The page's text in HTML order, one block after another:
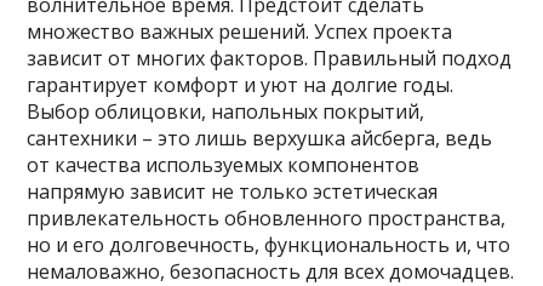
множество важных решений. Успех проекта
зависит от многих факторов. Правильный подход
гарантирует комфорт и уют на долгие годы.
Выбор облицовки, напольных покрытий,
сантехники – это лишь верхушка айсберга, ведь
от качества используемых компонентов
напрямую зависит не только эстетическая
привлекательность обновленного пространства,
но и его долговечность, функциональность и, что
немаловажно, безопасность для всех домочадцев.